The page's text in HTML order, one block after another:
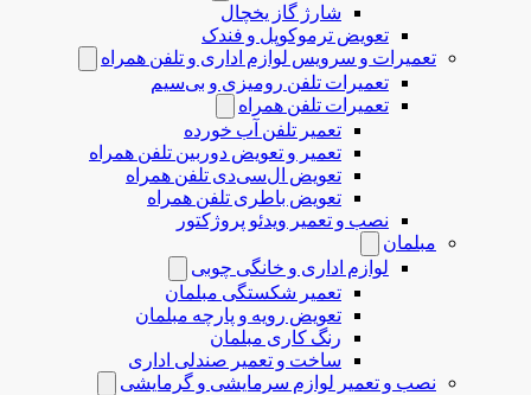
شارژ گاز یخچال
تعویض ترموکوپل و فندک
تعمیرات و سرویس لوازم اداری و تلفن همراه
تعمیرات تلفن رومیزی و بی‌سیم
تعمیرات تلفن همراه
تعمیر تلفن آب خورده
تعمیر و تعویض دوربین تلفن همراه
تعویض ال‌سی‌دی تلفن همراه
تعویض باطری تلفن همراه
نصب و تعمیر ویدئو پروژکتور
مبلمان
لوازم اداری و خانگی چوبی
تعمیر شکستگی مبلمان
تعویض رویه و پارچه مبلمان
رنگ کاری مبلمان
ساخت و تعمیر صندلی اداری
نصب و تعمیر لوازم سرمایشی و گرمایشی